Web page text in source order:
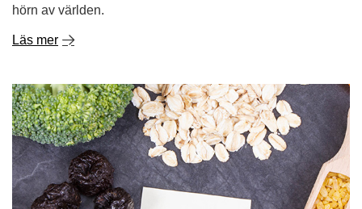
hörn av världen.
Läs mer